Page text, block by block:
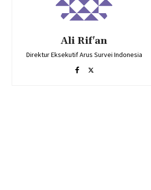
Ali Rif'an
Direktur Eksekutif Arus Survei Indonesia